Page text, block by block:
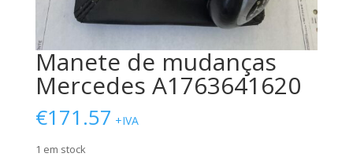
Manete de mudanças
Mercedes A1763641620
€171.57 +IVA
1 em stock